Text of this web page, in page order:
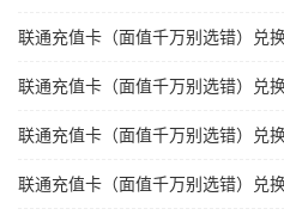
联通充值卡（面值千万别选错）兑
联通充值卡（面值千万别选错）兑
联通充值卡（面值千万别选错）兑
联通充值卡（面值千万别选错）兑